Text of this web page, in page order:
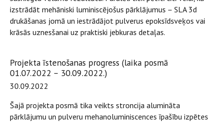
izstrādāt mehāniski luminiscējošus pārklājumus – SLA 3d
drukāšanas jomā un iestrādājot pulverus epoksīdsveķos vai
krāsās uznesšanai uz praktiski jebkuras detaļas.
Projekta īstenošanas progress (laika posmā
01.07.2022 – 30.09.2022.)
30.09.2022
Šajā projekta posmā tika veikts stroncija alumināta
pārklājumu un pulveru mehanoluminiscences īpašību izpētes